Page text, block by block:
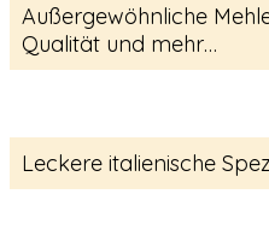
Außergewöhnliche
Qualität und mehr…
Leckere italienische